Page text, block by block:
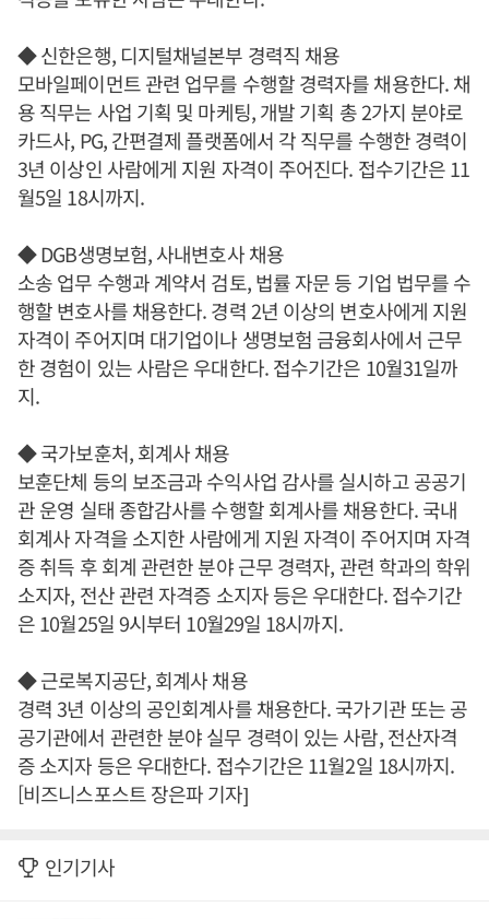
◆ 신한은행, 디지털채널본부 경력직 채용
모바일페이먼트 관련 업무를 수행할 경력자를 채용한다. 채
용 직무는 사업 기획 및 마케팅, 개발 기획 총 2가지 분야로
카드사, PG, 간편결제 플랫폼에서 각 직무를 수행한 경력이
3년 이상인 사람에게 지원 자격이 주어진다. 접수기간은 11
월5일 18시까지.
◆ DGB생명보험, 사내변호사 채용
소송 업무 수행과 계약서 검토, 법률 자문 등 기업 법무를 수
행할 변호사를 채용한다. 경력 2년 이상의 변호사에게 지원
자격이 주어지며 대기업이나 생명보험 금융회사에서 근무
한 경험이 있는 사람은 우대한다. 접수기간은 10월31일까
지.
◆ 국가보훈처, 회계사 채용
보훈단체 등의 보조금과 수익사업 감사를 실시하고 공공기
관 운영 실태 종합감사를 수행할 회계사를 채용한다. 국내
회계사 자격을 소지한 사람에게 지원 자격이 주어지며 자격
증 취득 후 회계 관련한 분야 근무 경력자, 관련 학과의 학위
소지자, 전산 관련 자격증 소지자 등은 우대한다. 접수기간
은 10월25일 9시부터 10월29일 18시까지.
◆ 근로복지공단, 회계사 채용
경력 3년 이상의 공인회계사를 채용한다. 국가기관 또는 공
공기관에서 관련한 분야 실무 경력이 있는 사람, 전산자격
증 소지자 등은 우대한다. 접수기간은 11월2일 18시까지.
[비즈니스포스트 장은파 기자]
인기기사